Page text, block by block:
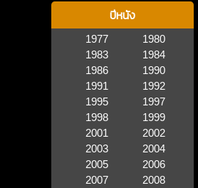
ปีหนัง
1977
1980
1983
1984
1986
1990
1991
1992
1995
1997
1998
1999
2001
2002
2003
2004
2005
2006
2007
2008